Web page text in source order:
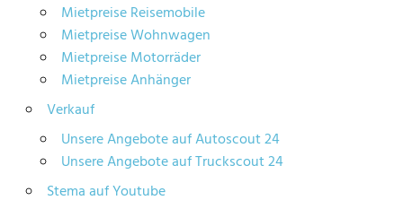
Mietpreise Reisemobile
Mietpreise Wohnwagen
Mietpreise Motorräder
Mietpreise Anhänger
Verkauf
Unsere Angebote auf Autoscout 24
Unsere Angebote auf Truckscout 24
Stema auf Youtube